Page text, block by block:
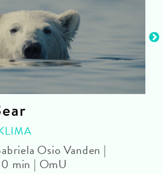
Osio Vanden |
min | OmU